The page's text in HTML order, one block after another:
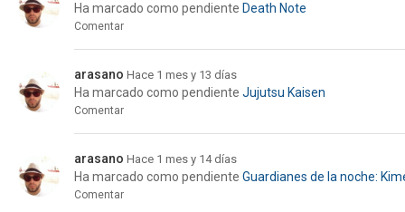
Ha marcado como pendiente Death Note
Comentar
arasano Hace 1 mes y 13 días
Ha marcado como pendiente Jujutsu Kaisen
Comentar
arasano Hace 1 mes y 14 días
Ha marcado como pendiente Guardianes de la noche:
Comentar